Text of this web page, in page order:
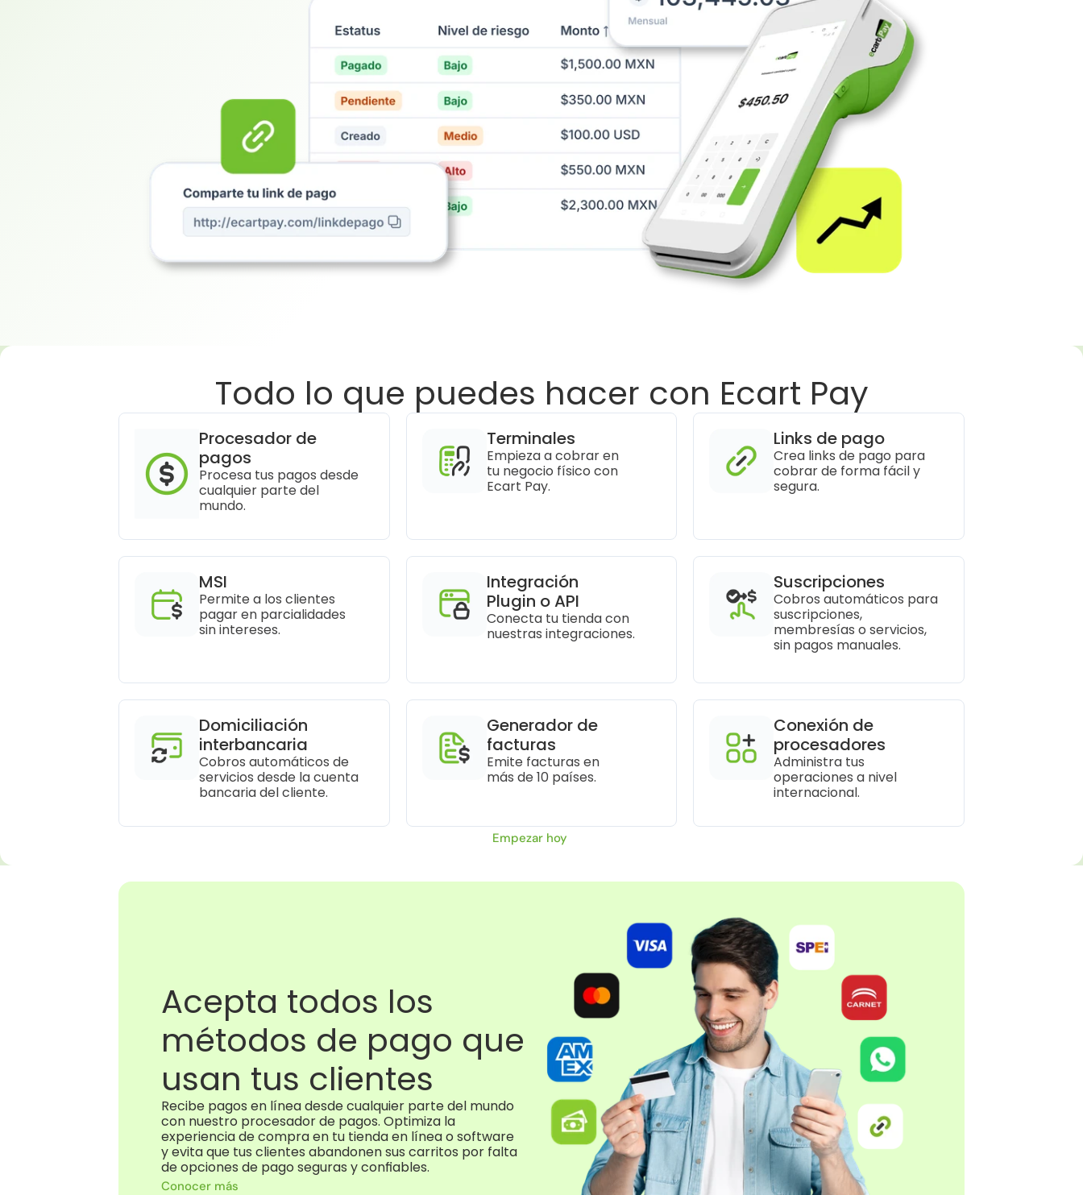
Todo lo que puedes hacer con Ecart Pay
Procesador de
pagos
Procesa tus pagos desde
cualquier parte del
mundo.
Terminales
Empieza a cobrar en
tu negocio físico con
Ecart Pay.
Links de pago
Crea links de pago para
cobrar de forma fácil y
segura.
MSI
Permite a los clientes
pagar en parcialidades
sin intereses.
Integración
Plugin o API
Conecta tu tienda con
nuestras integraciones.
Suscripciones
Cobros automáticos para
suscripciones,
membresías o servicios,
sin pagos manuales.
Domiciliación
interbancaria
Cobros automáticos de
servicios desde la cuenta
bancaria del cliente.
Generador de
facturas
Emite facturas en
más de 10 países.
Conexión de
procesadores
Administra tus
operaciones a nivel
internacional.
Empezar hoy
Acepta todos los
métodos de pago que
usan tus clientes
Recibe pagos en línea desde cualquier parte del mundo
con nuestro procesador de pagos. Optimiza la
experiencia de compra en tu tienda en línea o software
y evita que tus clientes abandonen sus carritos por falta
de opciones de pago seguras y confiables.
Conocer más